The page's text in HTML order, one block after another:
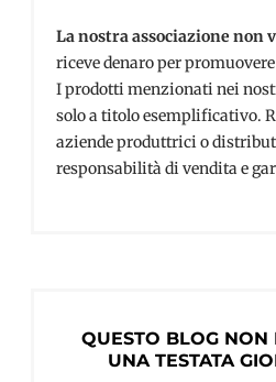
La nostra associazione non
riceve denaro per
I prodotti menzionati nei
solo a titolo esemplificativo.
aziende produttrici o
responsabilità di vendita e
QUESTO BLOG NON
UNA TESTATA